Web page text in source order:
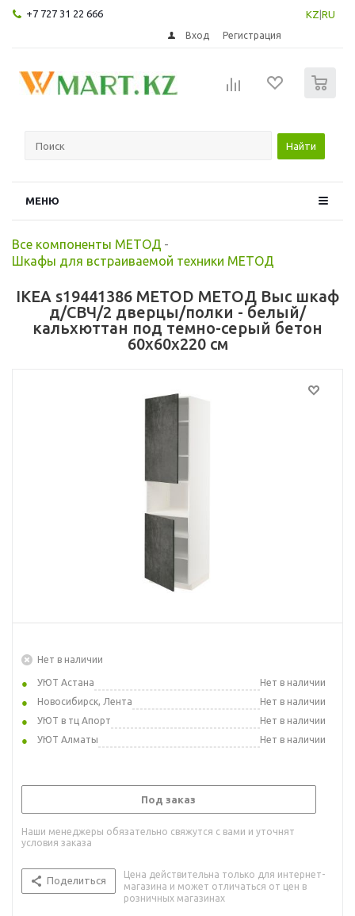
+7 727 31 22 666 KZ RU
Вход Регистрация
Найти
МЕНЮ
Все компоненты МЕТОД -
Шкафы для встраиваемой техники МЕТОД
IKEA s19441386 METOD МЕТОД Выс шкаф
д/СВЧ/2 дверцы/полки - белый/
кальхюттан под темно-серый бетон
60x60x220 см
Нет в наличии
УЮТ Астана
Нет в наличии
Новосибирск, Лента
Нет в наличии
УЮТ в тц Апорт
Нет в наличии
УЮТ Алматы
Нет в наличии
Под заказ
Наши менеджеры обязательно свяжутся с вами и уточнят
условия заказа
Поделиться
Цена действительна только для интернет-
магазина и может отличаться от цен в
розничных магазинах